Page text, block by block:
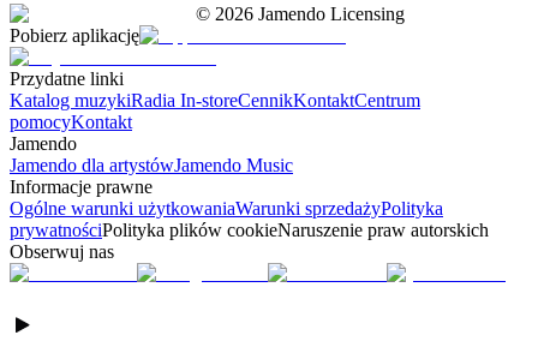
© 2026 Jamendo Licensing
Pobierz aplikację
Przydatne linki
Katalog muzykiRadia In-storeCennikKontaktCentrum
pomocyKontakt
Jamendo
Jamendo dla artystówJamendo Music
Informacje prawne
Ogólne warunki użytkowaniaWarunki sprzedażyPolityka
prywatnościPolityka plików cookieNaruszenie praw autorskich
Obserwuj nas